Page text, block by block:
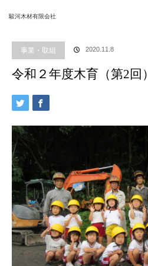
駿河木材有限会社
ブログ
事業・取組 2020.11.8
令和２年度木育（第2回）